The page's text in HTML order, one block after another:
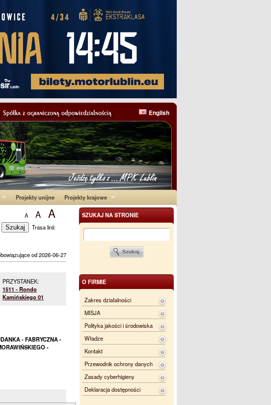
English
Projekty unijne Projekty krajowe
SZUKAJ NA STRONIE
O FIRMIE
Zakres działalności
MISJA
Polityka jakości i środowiska
Władze
Kontakt
Przewodnik ochrony danych
Zasady cyberhigieny
Deklaracja dostępności
A A A
Trasa linii:
od 2026-06-27
PRZYSTANEK:
1511 - Rondo
Kamińskiego 01
- FABRYCZNA -
-